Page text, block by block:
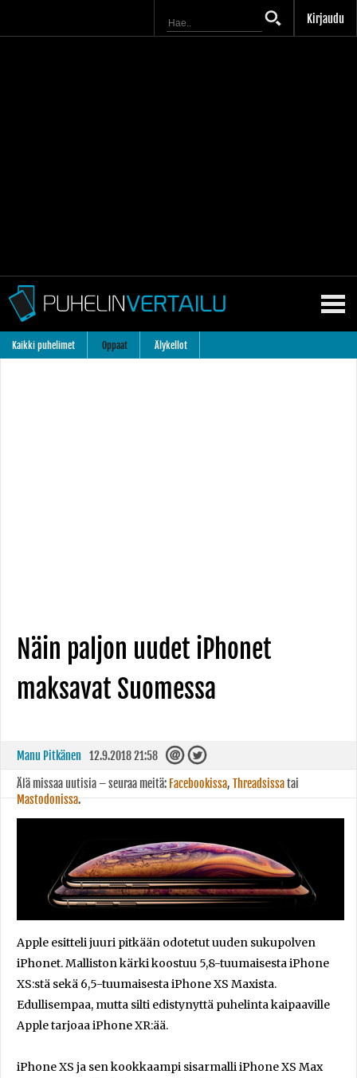
Kirjaudu
Kaikki puhelimet Oppaat Älykellot
Näin paljon uudet iPhonet
maksavat Suomessa
Manu Pitkänen 12.9.2018 21:58
Älä missaa uutisia – seuraa meitä: Facebookissa, Threadsissatai
Mastodonissa.
Apple esitteli juuri pitkään odotetut uuden sukupolven
iPhonet. Malliston kärki koostuu 5,8-tuumaisesta iPhone
XS:stä sekä 6,5-tuumaisesta iPhone XS Maxista.
Edullisempaa, mutta silti edistynyttä puhelinta kaipaaville
Apple tarjoaa iPhone XR:ää.
iPhone XS ja sen kookkaampi sisarmalli iPhone XS Max